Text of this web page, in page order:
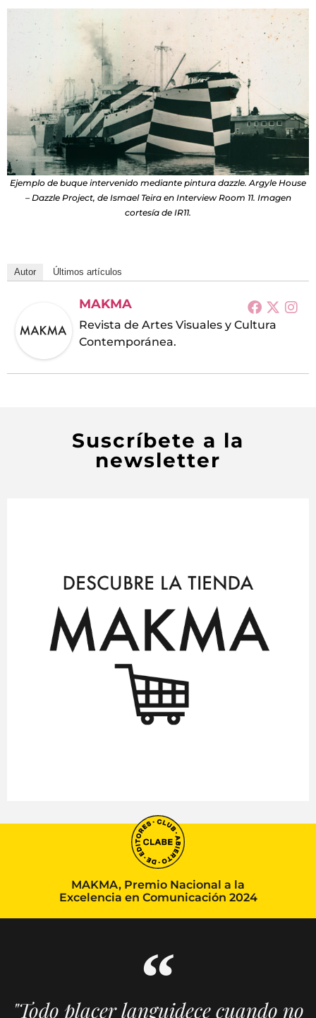
Ejemplo de buque intervenido mediante pintura dazzle. Argyle House
– Dazzle Project, de Ismael Teira en Interview Room 11. Imagen
cortesía de IR11.
Autor Últimos artículos
MAKMA
Revista de Artes Visuales y Cultura
Contemporánea.
Suscríbete a la
newsletter
MAKMA, Premio Nacional a la
Excelencia en Comunicación 2024
"Todo placer languidece cuando no